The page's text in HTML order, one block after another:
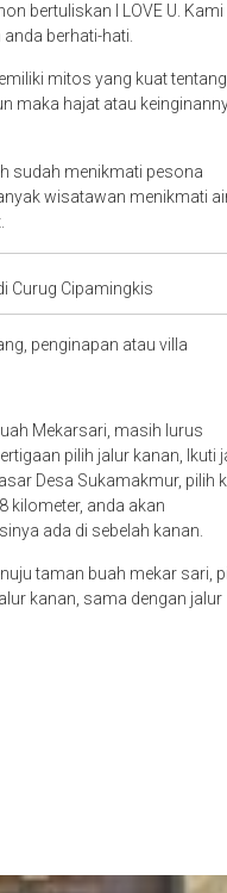
bertuliskan I LOVE U. Kami
berhati-hati.
mitos yang kuat tentang
maka hajat atau
sudah menikmati pesona
wisatawan menikmati
Curug Cipamingkis
penginapan atau villa
Mekarsari, masih lurus
pilih jalur kanan, Ikuti
Desa Sukamakmur, pilih
kilometer, anda akan
ada di sebelah kanan.
taman buah mekar sari,
kanan, sama dengan jalur